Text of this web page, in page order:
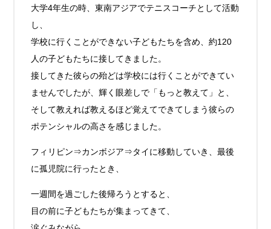
大学4年生の時、東南アジアでテニスコーチとして活動
し、
学校に行くことができない子どもたちを含め、約120
人の子どもたちに接してきました。
接してきた彼らの殆どは学校には行くことができてい
ませんでしたが、輝く眼差しで「もっと教えて」と、
そして教えれば教えるほど覚えてできてしまう彼らの
ポテンシャルの高さを感じました。
フィリピン⇒カンボジア⇒タイに移動していき、最後
に孤児院に行ったとき、
一週間を過ごした後帰ろうとすると、
目の前に子どもたちが集まってきて、